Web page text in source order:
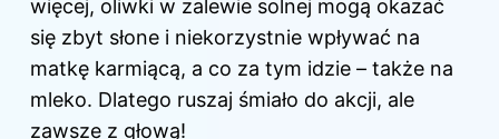
więcej, oliwki w zalewie solnej mogą okazać
się zbyt słone i niekorzystnie wpływać na
matkę karmiącą, a co za tym idzie – także na
mleko. Dlatego ruszaj śmiało do akcji, ale
zawsze z głową!